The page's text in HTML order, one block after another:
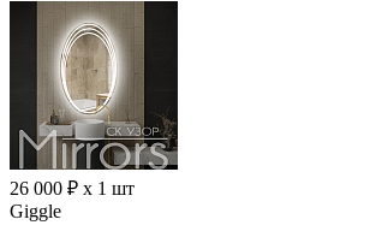
26 000 ₽ x 1 шт
Giggle